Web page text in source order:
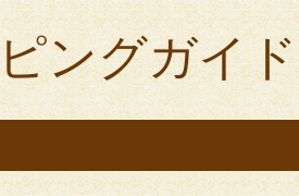
ングガイド